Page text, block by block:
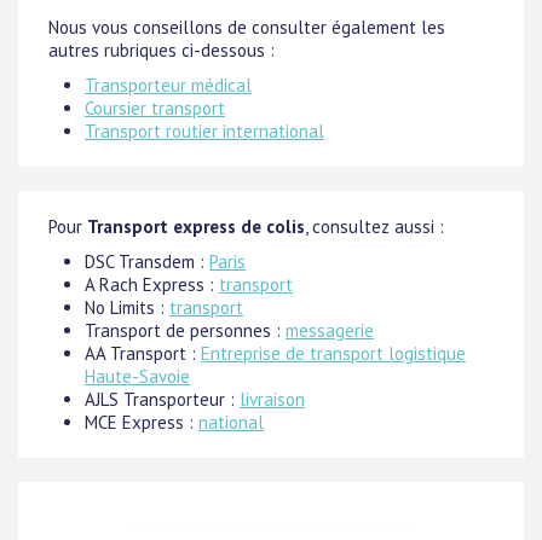
Nous vous conseillons de consulter également les
autres rubriques ci-dessous :
Transporteur médical
Coursier transport
Transport routier international
Pour Transport express de colis , consultez aussi :
DSC Transdem : Paris
A Rach Express : transport
No Limits : transport
Transport de personnes : messagerie
AA Transport : Entreprise de transport logistique
Haute-Savoie
AJLS Transporteur : livraison
MCE Express : national